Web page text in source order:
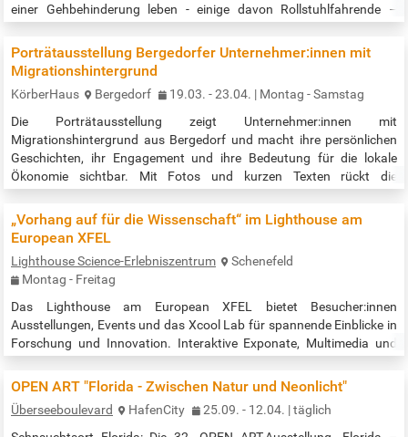
einer Gehbehinderung leben - einige davon Rollstuhlfahrende –
Tätigkeiten, zwischenmenschliche Beziehungen und individuelle…
Porträtausstellung Bergedorfer Unternehmer:innen mit
Migrationshintergrund
KörberHaus Bergedorf
19.03. - 23.04. | Montag - Samstag
Die Porträtausstellung zeigt Unternehmer:innen mit
Migrationshintergrund aus Bergedorf und macht ihre persönlichen
Geschichten, ihr Engagement und ihre Bedeutung für die lokale
Ökonomie sichtbar. Mit Fotos und kurzen Texten rückt die
Ökonomie in den Mittelpunkt und würdigt die Rolle lokaler Betriebe
für Zusammenhalt, Nachbarschaft und das wirtschaftliche Leben in
Bergedorf. Die…
„Vorhang auf für die Wissenschaft“ im Lighthouse am
European XFEL
Lighthouse Science-Erlebniszentrum
Schenefeld
Montag - Freitag
Das Lighthouse am European XFEL bietet Besucher:innen
Ausstellungen, Events und das Xcool Lab für spannende Einblicke in
Forschung und Innovation. Interaktive Exponate, Multimedia und
Lösung gesellschaftlicher Herausforderungen beiträgt.
erkunden, mehr über die Forschung erfahren und an vielfältigen
OPEN ART "Florida - Zwischen Natur und Neonlicht"
Überseeboulevard HafenCity
25.09. - 12.04. | täglich